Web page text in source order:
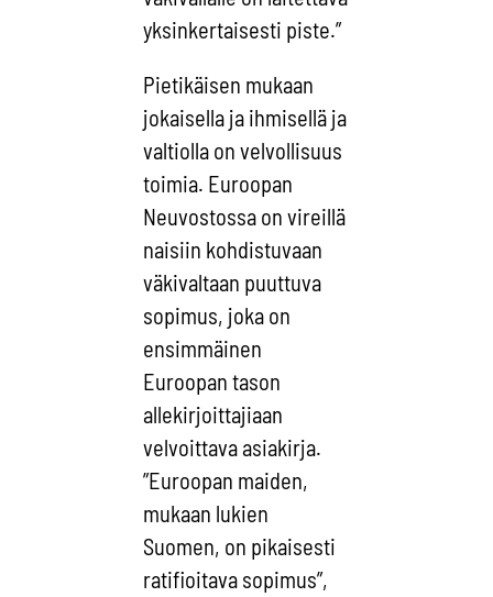
yksinkertaisesti piste.”
Pietikäisen mukaan
jokaisella ja ihmisellä ja
valtiolla on velvollisuus
toimia. Euroopan
Neuvostossa on vireillä
naisiin kohdistuvaan
väkivaltaan puuttuva
sopimus, joka on
ensimmäinen
Euroopan tason
allekirjoittajiaan
velvoittava asiakirja.
”Euroopan maiden,
mukaan lukien
Suomen, on pikaisesti
ratifioitava sopimus”,